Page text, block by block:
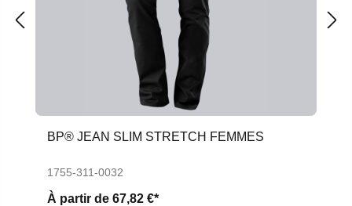
BP® JEAN SLIM STRETCH FEMMES
1755-311-0032
À partir de 67,82 €*